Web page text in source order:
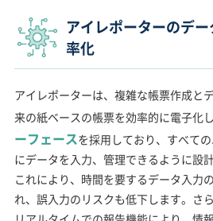
アイレポーターのデ
率化
アイレポーターは、複雑な帳票作成と
来の紙ベースの帳票を効率的に電子化し
ーフェースを採用しており、すべて
にデータを入力、管理できるように設
これにより、時間を要するデータ入力
れ、誤入力のリスクも低下します。さ